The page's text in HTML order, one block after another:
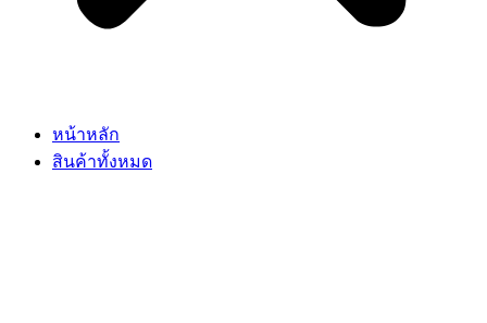
หน้าหลัก
สินค้าทั้งหมด